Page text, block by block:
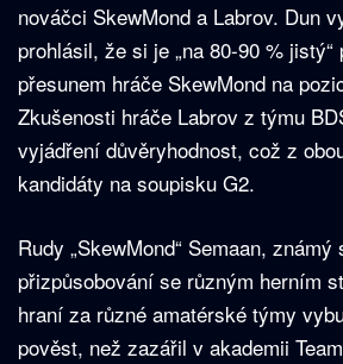
nováčci SkewMond a Labrov. Dun
prohlásil, že si je „na 80-90 % jistý“
přesunem hráče SkewMond na
Zkušenosti hráče Labrov z týmu
vyjádření důvěryhodnost, což z
kandidáty na soupisku G2.
Rudy „SkewMond“ Semaan,
přizpůsobování se různým herním
hraní za různé amatérské týmy
pověst, než zazářil v akademii